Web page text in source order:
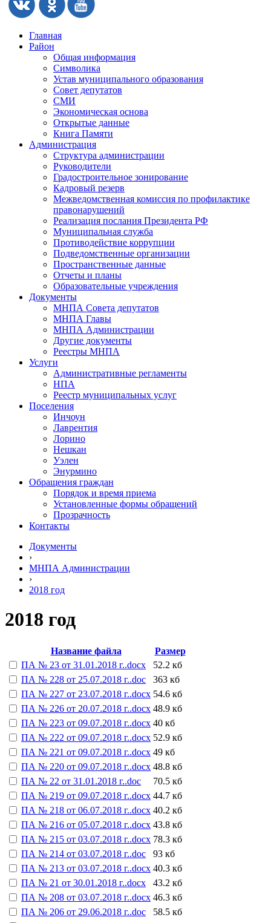
Главная
Район
Общая информация
Символика
Устав муниципального образования
Совет депутатов
СМИ
Экономическая основа
Открытые данные
Книга Памяти
Администрация
Структура администрации
Руководители
Градостроительное зонирование
Кадровый резерв
Межведомственная комиссия по профилактике
правонарушений
Реализация послания Президента РФ
Муниципальная служба
Противодействие коррупции
Подведомственные организации
Пространственные данные
Отчеты и планы
Образовательные учреждения
Документы
МНПА Совета депутатов
МНПА Главы
МНПА Администрации
Другие документы
Реестры МНПА
Услуги
Административные регламенты
НПА
Реестр муниципальных услуг
Поселения
Инчоун
Лаврентия
Лорино
Нешкан
Уэлен
Энурмино
Обращения граждан
Порядок и время приема
Установленные формы обращений
Прозрачность
Контакты
Документы
›
МНПА Администрации
›
2018 год
2018 год
Название файла
Размер
ПА № 23 от 31.01.2018 г..docx
52.2 кб
ПА № 228 от 25.07.2018 г..doc
363 кб
ПА № 227 от 23.07.2018 г..docx 54.6 кб
ПА № 226 от 20.07.2018 г..docx 48.9 кб
ПА № 223 от 09.07.2018 г..docx 40 кб
ПА № 222 от 09.07.2018 г..docx 52.9 кб
ПА № 221 от 09.07.2018 г..docx 49 кб
ПА № 220 от 09.07.2018 г..docx 48.8 кб
ПА № 22 от 31.01.2018 г..doc
70.5 кб
ПА № 219 от 09.07.2018 г..docx 44.7 кб
ПА № 218 от 06.07.2018 г..docx 40.2 кб
ПА № 216 от 05.07.2018 г..docx 43.8 кб
ПА № 215 от 03.07.2018 г..docx 78.3 кб
ПА № 214 от 03.07.2018 г..doc
93 кб
ПА № 213 от 03.07.2018 г..docx 40.3 кб
ПА № 21 от 30.01.2018 г..docx
43.2 кб
ПА № 208 от 03.07.2018 г..docx 46.3 кб
ПА № 206 от 29.06.2018 г..doc
58.5 кб